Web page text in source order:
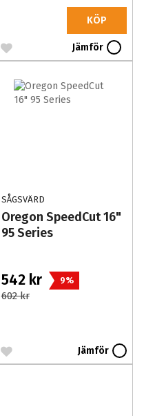
KÖP
Jämför
SÅGSVÄRD
Oregon SpeedCut 16"
95 Series
542 kr 9%
602 kr
Jämför